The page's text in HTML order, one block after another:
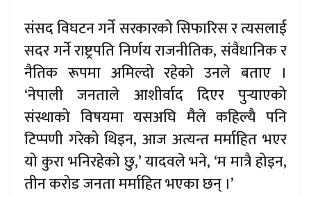
संसद विघटन गर्ने सरकारको सिफारिस र त्यसलाई
सदर गर्ने राष्ट्रपति निर्णय राजनीतिक, संवैधानिक र
नैतिक रूपमा अमिल्दो रहेको उनले बताए ।
‘नेपाली जनताले आशीर्वाद दिएर पुर्‍याएको
संस्थाको विषयमा यसअघि मैले कहिल्यै पनि
टिप्पणी गरेको थिइन, आज अत्यन्त मर्माहित भएर
यो कुरा भनिरहेको छु,’ यादवले भने, ‘म मात्रै होइन,
तीन करोड जनता मर्माहित भएका छन् ।’